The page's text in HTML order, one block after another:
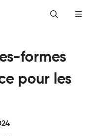
formes
pour les